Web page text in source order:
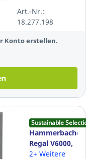
lichtgrau
Art.-Nr.:
18.277.198
Konto erstellen.
Sustainable
Hammerbacher
Regal V6000,
5 Böden,
2+ Weitere